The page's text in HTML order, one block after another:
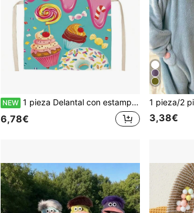
NEW 1 pieza Delantal con estampado de postre vintage dulce y fresco, adecuado para diversos escenarios diarios del hogar para adultos, como hornear, cocinar, preparar bebidas, alimentos ligeros, mezclar cócteles y otros, combinando funcionalidad práctica con calidad estética, un artículo del hogar muy atractivo, ya sea para mujeres exquisitas que aman hornear pasteles y postres, o para hombres hábiles en la preparación de cócteles y bebidas especiales
6,78€ 3,38€